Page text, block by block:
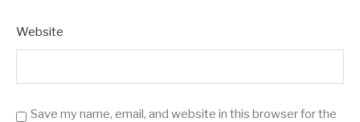
Website
Save my name, email, and website in this browser for the